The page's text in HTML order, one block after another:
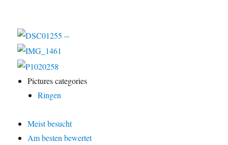
Pictures categories
Ringen
Meist besucht
Am besten bewertet